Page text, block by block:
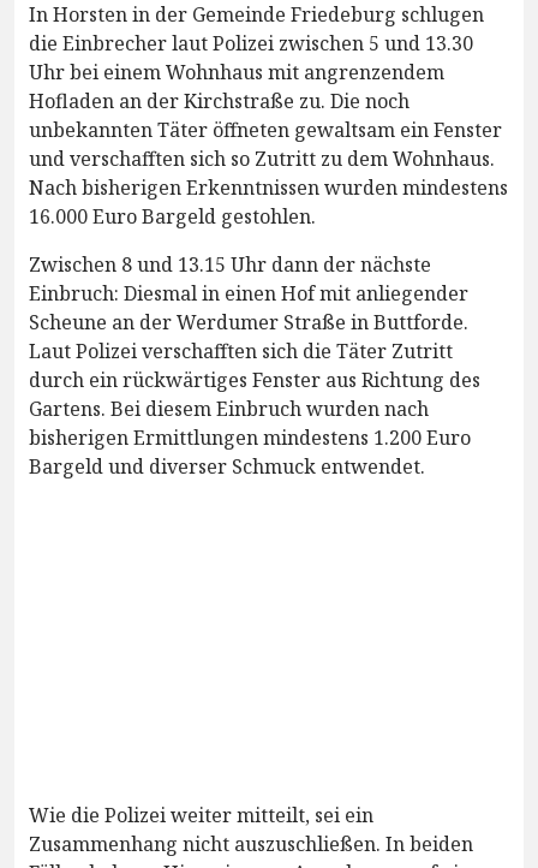
In Horsten in der Gemeinde Friedeburg schlugen
die Einbrecher laut Polizei zwischen 5 und 13.30
Uhr bei einem Wohnhaus mit angrenzendem
Hofladen an der Kirchstraße zu. Die noch
unbekannten Täter öffneten gewaltsam ein Fenster
und verschafften sich so Zutritt zu dem Wohnhaus.
Nach bisherigen Erkenntnissen wurden mindestens
16.000 Euro Bargeld gestohlen.
Zwischen 8 und 13.15 Uhr dann der nächste
Einbruch: Diesmal in einen Hof mit anliegender
Scheune an der Werdumer Straße in Buttforde.
Laut Polizei verschafften sich die Täter Zutritt
durch ein rückwärtiges Fenster aus Richtung des
Gartens. Bei diesem Einbruch wurden nach
bisherigen Ermittlungen mindestens 1.200 Euro
Bargeld und diverser Schmuck entwendet.
Wie die Polizei weiter mitteilt, sei ein
Zusammenhang nicht auszuschließen. In beiden